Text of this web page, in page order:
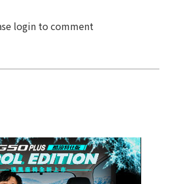
login to comment